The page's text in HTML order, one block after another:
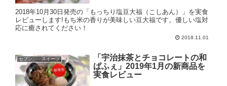
2018年10月30日発売の「もっちり塩豆大福（こしあん）」を実食
レビューします!もち米の香りが美味しい豆大福です。優しい塩対
応に癒されてください！
2018.11.01
セブン スイーツ
「宇治抹茶とチョコレートの和
ぱふぇ」2019年1月の新商品を
実食レビュー